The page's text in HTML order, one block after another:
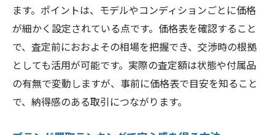
ます。ポイントは、モデルやコンディションごとに価格
が細かく設定されている点です。価格表を確認すること
で、査定前におおよその相場を把握でき、交渉時の根拠
としても活用が可能です。実際の査定額は状態や付属品
の有無で変動しますが、事前に価格表で目安を知ること
で、納得感のある取引につながります。